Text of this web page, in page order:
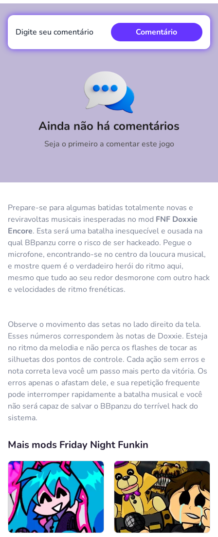
Prepare-se para algumas batidas totalmente novas e
reviravoltas musicais inesperadas no mod FNF Doxxie
Encore. Esta será uma batalha inesquecível e ousada na
qual BBpanzu corre o risco de ser hackeado. Pegue o
microfone, encontrando-se no centro da loucura musical,
e mostre quem é o verdadeiro herói do ritmo aqui,
mesmo que tudo ao seu redor desmorone com outro hack
e velocidades de ritmo frenéticas.
Observe o movimento das setas no lado direito da tela.
Esses números correspondem às notas de Doxxie. Esteja
no ritmo da melodia e não perca os flashes de tocar as
silhuetas dos pontos de controle. Cada ação sem erros e
nota correta leva você um passo mais perto da vitória. Os
erros apenas o afastam dele, e sua repetição frequente
pode interromper rapidamente a batalha musical e você
não será capaz de salvar o BBpanzu do terrível hack do
sistema.
Ainda não há comentários
Seja o primeiro a comentar este jogo
Digite seu comentário Comentário
Mais mods Friday Night Funkin